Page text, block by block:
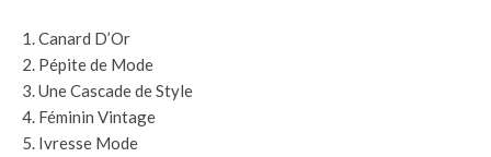
Canard D’Or
Pépite de Mode
Une Cascade de Style
Féminin Vintage
Ivresse Mode